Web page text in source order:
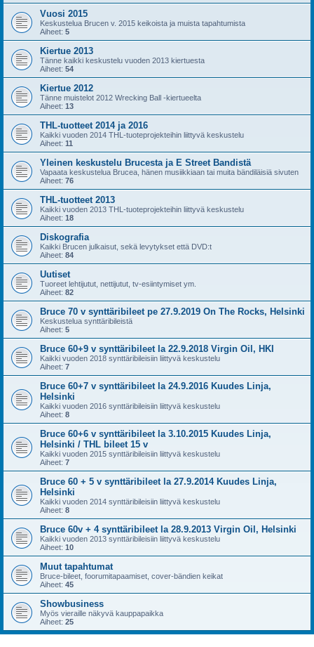
Vuosi 2015
Keskustelua Brucen v. 2015 keikoista ja muista tapahtumista
Aiheet: 5
Kiertue 2013
Tänne kaikki keskustelu vuoden 2013 kiertuesta
Aiheet: 54
Kiertue 2012
Tänne muistelot 2012 Wrecking Ball -kiertueelta
Aiheet: 13
THL-tuotteet 2014 ja 2016
Kaikki vuoden 2014 THL-tuoteprojekteihin liittyvä keskustelu
Aiheet: 11
Yleinen keskustelu Brucesta ja E Street Bandistä
Vapaata keskustelua Brucea, hänen musiikkiaan tai muita bändiläisiä sivuten
Aiheet: 76
THL-tuotteet 2013
Kaikki vuoden 2013 THL-tuoteprojekteihin liittyvä keskustelu
Aiheet: 18
Diskografia
Kaikki Brucen julkaisut, sekä levytykset että DVD:t
Aiheet: 84
Uutiset
Tuoreet lehtijutut, nettijutut, tv-esiintymiset ym.
Aiheet: 82
Bruce 70 v synttäribileet pe 27.9.2019 On The Rocks, Helsinki
Keskustelua synttäribileistä
Aiheet: 5
Bruce 60+9 v synttäribileet la 22.9.2018 Virgin Oil, HKI
Kaikki vuoden 2018 synttäribileisiin liittyvä keskustelu
Aiheet: 7
Bruce 60+7 v synttäribileet la 24.9.2016 Kuudes Linja,
Helsinki
Kaikki vuoden 2016 synttäribileisiin liittyvä keskustelu
Aiheet: 8
Bruce 60+6 v synttäribileet la 3.10.2015 Kuudes Linja,
Helsinki / THL bileet 15 v
Kaikki vuoden 2015 synttäribileisiin liittyvä keskustelu
Aiheet: 7
Bruce 60 + 5 v synttäribileet la 27.9.2014 Kuudes Linja,
Helsinki
Kaikki vuoden 2014 synttäribileisiin liittyvä keskustelu
Aiheet: 8
Bruce 60v + 4 synttäribileet la 28.9.2013 Virgin Oil, Helsinki
Kaikki vuoden 2013 synttäribileisiin liittyvä keskustelu
Aiheet: 10
Muut tapahtumat
Bruce-bileet, foorumitapaamiset, cover-bändien keikat
Aiheet: 45
Showbusiness
Myös vieraille näkyvä kauppapaikka
Aiheet: 25